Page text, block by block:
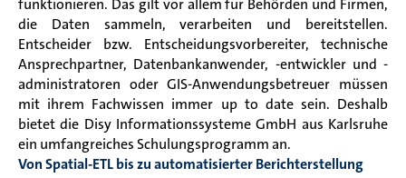
die Daten sammeln, verarbeiten und bereitstellen.
Entscheider bzw. Entscheidungsvorbereiter, technische
Ansprechpartner, Datenbankanwender, -entwickler und -
administratoren oder GIS-Anwendungsbetreuer müssen
mit ihrem Fachwissen immer up to date sein. Deshalb
bietet die Disy Informationssysteme GmbH aus Karlsruhe
ein umfangreiches Schulungsprogramm an.
Von Spatial-ETL bis zu automatisierter Berichterstellung